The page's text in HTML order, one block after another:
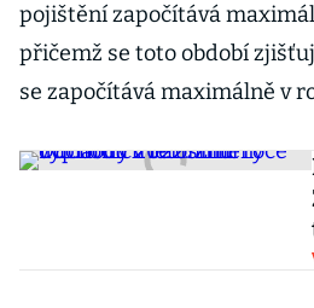
pojištění započítává
přičemž se toto období
se započítává maximálně v